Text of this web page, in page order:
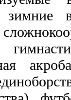
зимние